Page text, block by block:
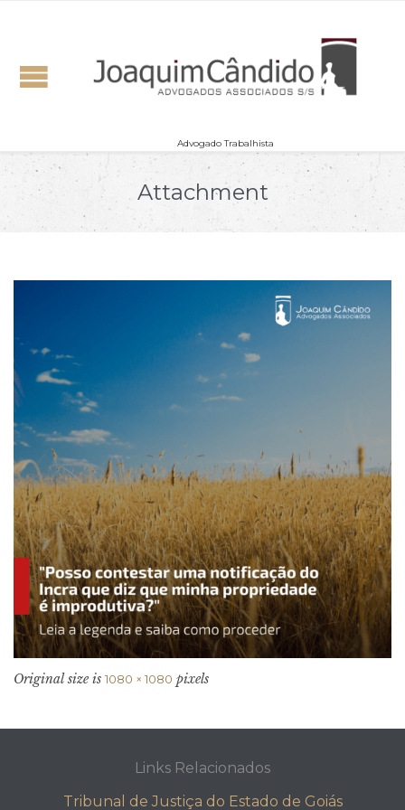
Advogado Trabalhista
Attachment
Original size is 1080 × 1080 pixels
Links Relacionados
Tribunal de Justiça do Estado de Goiás